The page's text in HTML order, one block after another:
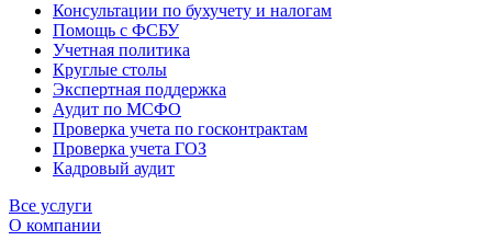
Консультации по бухучету и налогам
Помощь с ФСБУ
Учетная политика
Круглые столы
Экспертная поддержка
Аудит по МСФО
Проверка учета по госконтрактам
Проверка учета ГОЗ
Кадровый аудит
Все услуги
О компании